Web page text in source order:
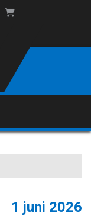
1 juni 2026